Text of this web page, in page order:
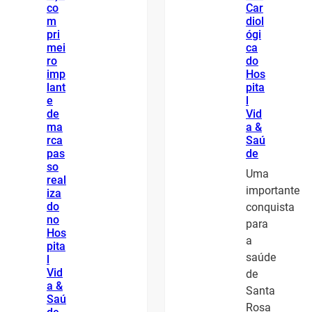
co
m
pri
mei
ro
imp
lant
e
de
ma
rca
pas
so
real
iza
do
no
Hos
pita
l
Vid
a &
Saú
Car
diol
ógi
ca
do
Hos
pita
l
Vid
a &
Saú
de
Uma
importante
conquista
para
a
saúde
de
Santa
Rosa